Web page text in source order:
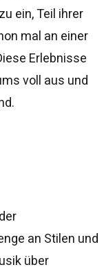
ein, Teil ihrer
mal an einer
Erlebnisse
voll aus und
an Stilen und
über